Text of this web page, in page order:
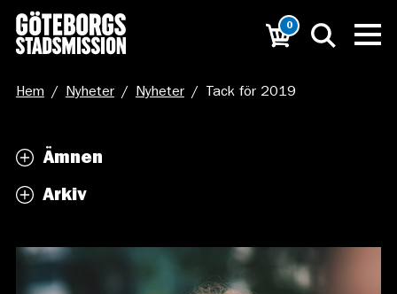
0
Hem / Nyheter / Nyheter / Tack för 2019
Ämnen
Arkiv